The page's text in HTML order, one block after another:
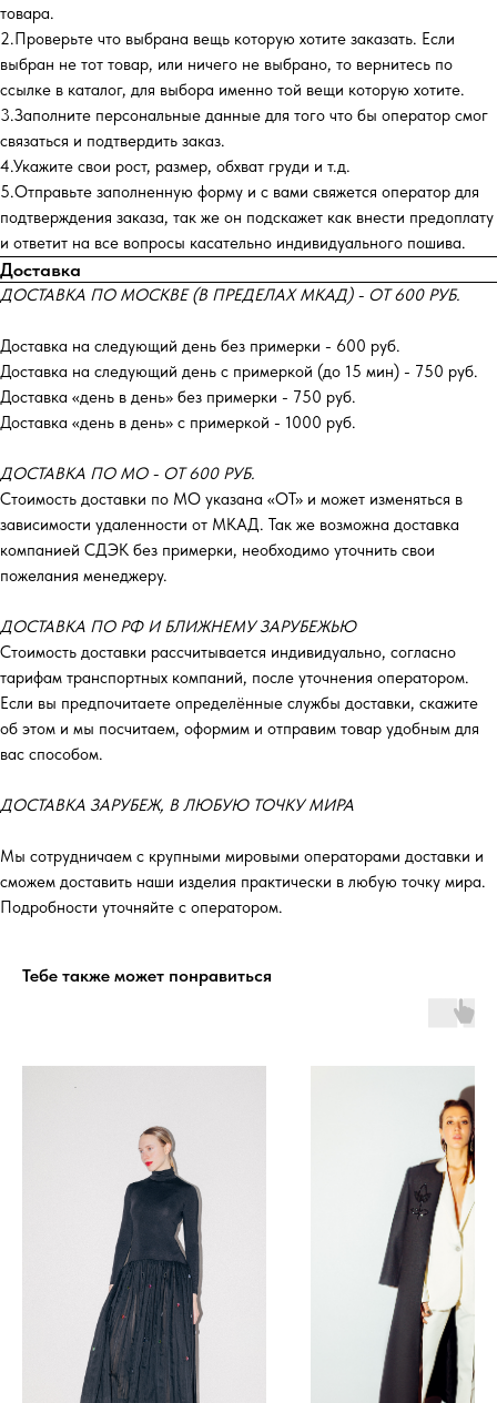
товара.
2.Проверьте что выбрана вещь которую хотите заказать. Если
выбран не тот товар, или ничего не выбрано, то вернитесь по
ссылке в каталог, для выбора именно той вещи которую хотите.
3.Заполните персональные данные для того что бы оператор смог
связаться и подтвердить заказ.
4.Укажите свои рост, размер, обхват груди и т.д.
5.Отправьте заполненную форму и с вами свяжется оператор для
подтверждения заказа, так же он подскажет как внести предоплату
и ответит на все вопросы касательно индивидуального пошива.
Доставка
ДОСТАВКА ПО МОСКВЕ (В ПРЕДЕЛАХ МКАД) - ОТ 600 РУБ.
Доставка на следующий день без примерки - 600 руб.
Доставка на следующий день с примеркой (до 15 мин) - 750 руб.
Доставка «день в день» без примерки - 750 руб.
Доставка «день в день» с примеркой - 1000 руб.
ДОСТАВКА ПО МО - ОТ 600 РУБ.
Стоимость доставки по МО указана «ОТ»‎ и может изменяться в
зависимости удаленности от МКАД. Так же возможна доставка
компанией СДЭК без примерки, необходимо уточнить свои
пожелания менеджеру.
ДОСТАВКА ПО РФ И БЛИЖНЕМУ ЗАРУБЕЖЬЮ
Стоимость доставки рассчитывается индивидуально, согласно
тарифам транспортных компаний, после уточнения оператором.
Если вы предпочитаете определённые службы доставки, скажите
об этом и мы посчитаем, оформим и отправим товар удобным для
вас способом.
ДОСТАВКА ЗАРУБЕЖ, В ЛЮБУЮ ТОЧКУ МИРА
Мы сотрудничаем с крупными мировыми операторами доставки и
сможем доставить наши изделия практически в любую точку мира.
Подробности уточняйте с оператором.
Тебе также может понравиться